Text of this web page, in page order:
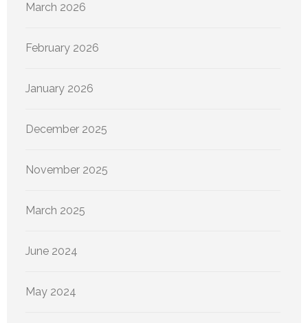
March 2026
February 2026
January 2026
December 2025
November 2025
March 2025
June 2024
May 2024